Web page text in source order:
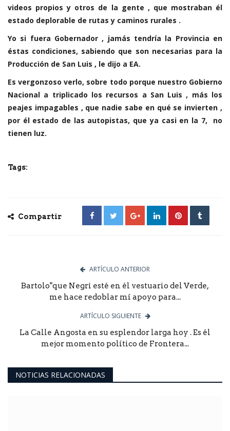
videos propios y otros de la gente , que mostraban él
estado deplorable de rutas y caminos rurales .
Yo si fuera Gobernador , jamás tendría la Provincia en
éstas condiciones, sabiendo que son necesarias para la
Producción de San Luis , le dijo a EA.
Es vergonzoso verlo, sobre todo porque nuestro Gobierno
Nacional a triplicado los recursos a San Luis , más los
peajes impagables , que nadie sabe en qué se invierten ,
por él estado de las autopistas, que ya casi en la 7, no
tienen luz.
Tags:
Compartir
ARTÍCULO ANTERIOR
Bartolo"que Negri esté en él vestuario del Verde,
me hace redoblar mí apoyo para...
ARTÍCULO SIGUIENTE
La Calle Angosta en su esplendor larga hoy . Es él
mejor momento político de Frontera...
NOTICIAS RELACIONADAS